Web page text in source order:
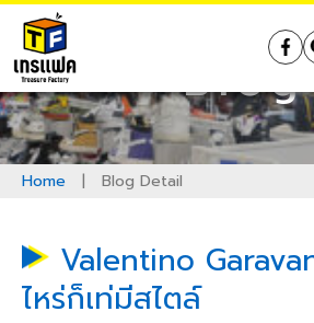
Skip
content
Treasure Factory
Blog
Home | Blog Detail
Valentino
ไหร่ก็เท่มีสไตล์